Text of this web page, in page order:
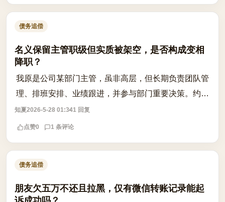
债务追偿
名义保留主管职级但实质被架空，是否构成变相
降职？
我原是公司某部门主管，虽非高层，但长期负责团队管
理、排班安排、业绩跟进，并参与部门重要决策。约三
个月前，公司宣布组织调整，口头通知我‘保留主管职
级’，但实际工作内容被全面调整为一线...
知夏2026-5-28 01:341 回复
点赞0 1 条评论
债务追偿
朋友欠五万不还且拉黑，仅有微信转账记录能起